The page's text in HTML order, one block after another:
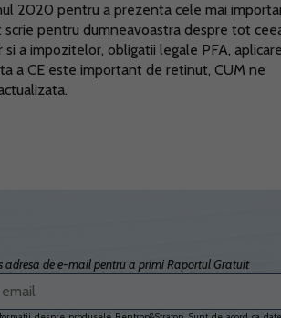
2020 pentru a prezenta cele mai
pentru dumneavoastra despre tot
a impozitelor, obligatii legale PFA,
a CE este important de retinut, CUM ne
adresa de e-mail pentru a primi Raportul Gratuit